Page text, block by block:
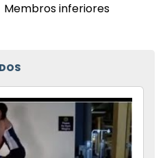
Membros inferiores